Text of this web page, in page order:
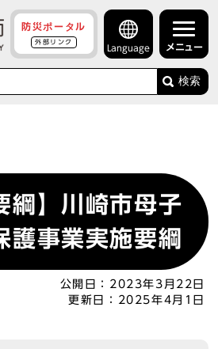
防災ポータル
外部リンク
Language メニュー
検索
綱】川崎市母子
護事業実施要綱
公開日： 2023年3月22日
更新日：
2025年4月1日